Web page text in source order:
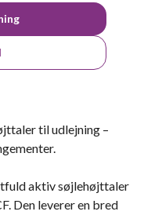
til udlejning –
aktiv søjlehøjttaler
Den leverer en bred